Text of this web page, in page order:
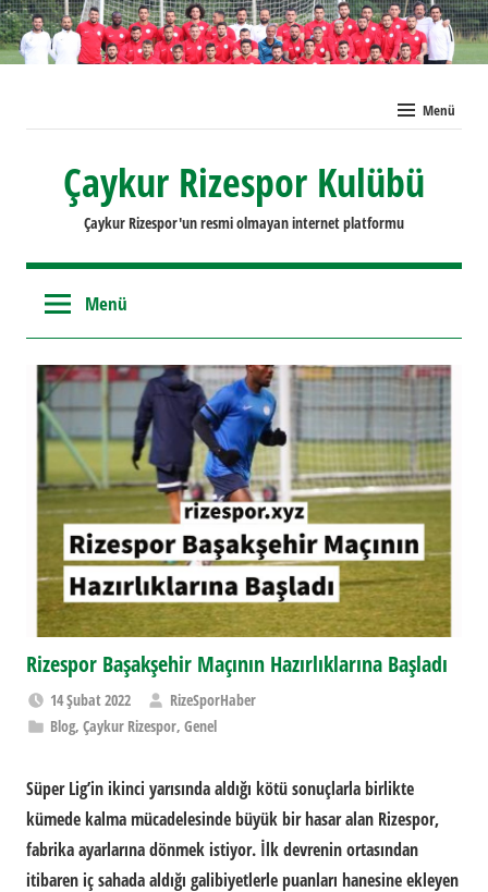
İçeriğe
geç
Menü
Çaykur Rizespor Kulübü
Çaykur Rizespor'un resmi olmayan internet platformu
Menü
Rizespor Başakşehir Maçının Hazırlıklarına Başladı
14 Şubat 2022
RizeSporHaber
Blog,Çaykur Rizespor,Genel
Süper Lig’in ikinci yarısında aldığı kötü sonuçlarla birlikte
kümede kalma mücadelesinde büyük bir hasar alan Rizespor,
fabrika ayarlarına dönmek istiyor. İlk devrenin ortasından
itibaren iç sahada aldığı galibiyetlerle puanları hanesine ekleyen